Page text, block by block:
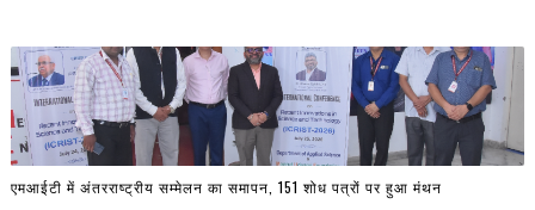
एमआईटी में अंतरराष्ट्रीय सम्मेलन का समापन, 151 शोध पत्रों पर हुआ मंथन